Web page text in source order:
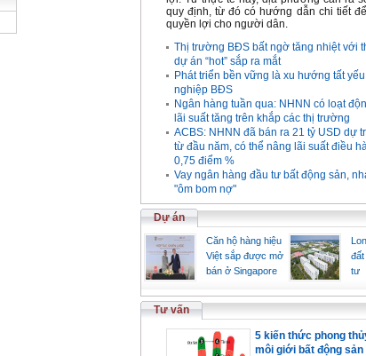
quy định, từ đó có hướng dẫn chi tiết
quyền lợi cho người dân.
Thị trường BĐS bất ngờ tăng nhiệt với
dự án “hot” sắp ra mắt
Phát triển bền vững là xu hướng tất
nghiệp BĐS
Ngân hàng tuần qua: NHNN có loạt
lãi suất tăng trên khắp các thị trường
ACBS: NHNN đã bán ra 21 tỷ USD dự
từ đầu năm, có thể nâng lãi suất điều
0,75 điểm %
Vay ngân hàng đầu tư bất động sản,
"ôm bom nợ"
Dự án
Căn hộ hàng hiệu
Việt sắp được mở
bán ở Singapore
đất
tư
Tư vấn
5 kiến thức phong
môi giới bất động sản